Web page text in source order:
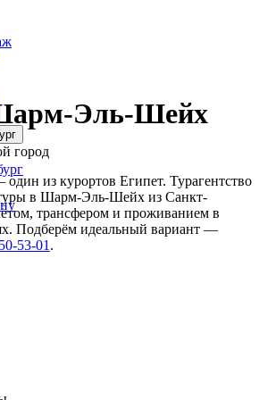
город
Эль-Шейх
из курортов Египет. Турагентство
в Шарм-Эль-Шейх из Санкт-
трансфером и проживанием в
Подберём идеальный вариант —
53-01 .